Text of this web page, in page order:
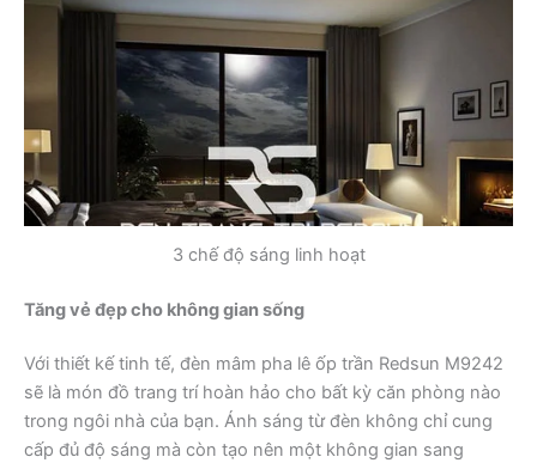
3 chế độ sáng linh hoạt
Tăng vẻ đẹp cho không gian sống
Với thiết kế tinh tế, đèn mâm pha lê ốp trần Redsun M9242
sẽ là món đồ trang trí hoàn hảo cho bất kỳ căn phòng nào
trong ngôi nhà của bạn. Ánh sáng từ đèn không chỉ cung
cấp đủ độ sáng mà còn tạo nên một không gian sang